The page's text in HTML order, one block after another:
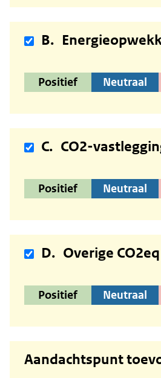
B.
Positief Neutraal
C. CO2-
Positief Neutraal
D. Overige
Positief Neutraal
Aandachtspunt